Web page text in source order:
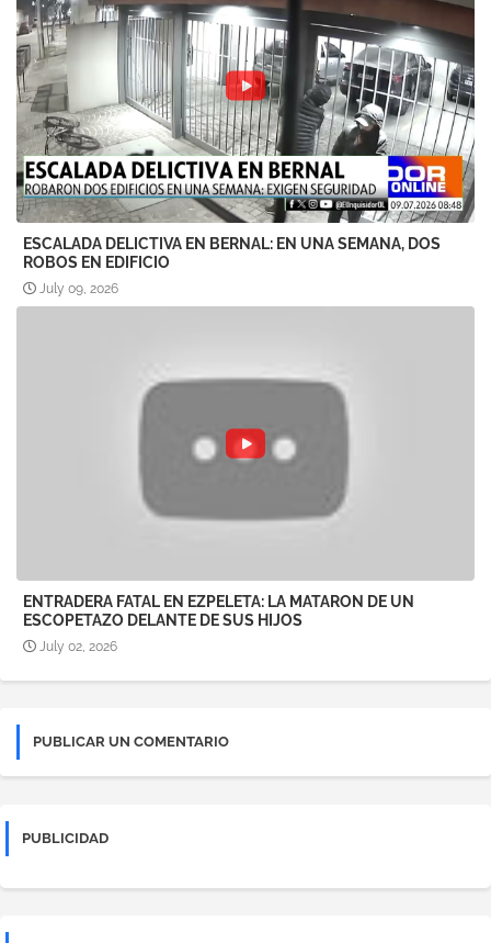
ESCALADA DELICTIVA EN BERNAL: EN UNA SEMANA, DOS
ROBOS EN EDIFICIO
July 09, 2026
ENTRADERA FATAL EN EZPELETA: LA MATARON DE UN
ESCOPETAZO DELANTE DE SUS HIJOS
July 02, 2026
PUBLICAR UN COMENTARIO
PUBLICIDAD